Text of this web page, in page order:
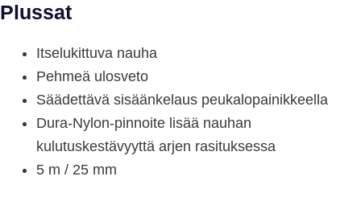
Plussat
Itselukittuva nauha
Pehmeä ulosveto
Säädettävä sisäänkelaus peukalopainikkeella
Dura-Nylon-pinnoite lisää nauhan
kulutuskestävyyttä arjen rasituksessa
5 m / 25 mm